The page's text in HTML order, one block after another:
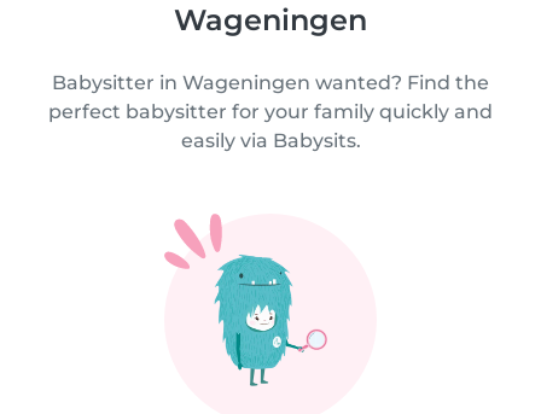
Wageningen
Babysitter in Wageningen wanted? Find the
perfect babysitter for your family quickly and
easily via Babysits.